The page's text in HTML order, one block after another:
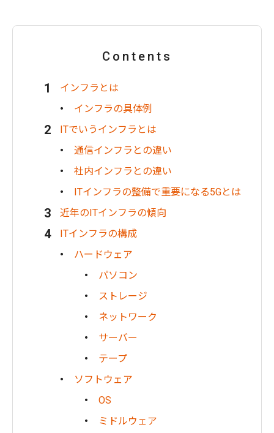
Contents
インフラとは
インフラの具体例
ITでいうインフラとは
通信インフラとの違い
社内インフラとの違い
ITインフラの整備で重要になる5Gとは
近年のITインフラの傾向
ITインフラの構成
ハードウェア
パソコン
ストレージ
ネットワーク
サーバー
テープ
ソフトウェア
OS
ミドルウェア